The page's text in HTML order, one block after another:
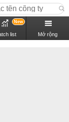
list
New
Mở rộng